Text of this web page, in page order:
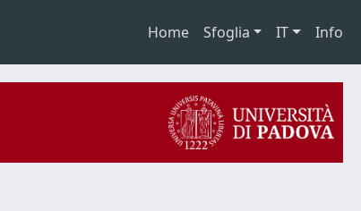
Home Sfoglia IT Info